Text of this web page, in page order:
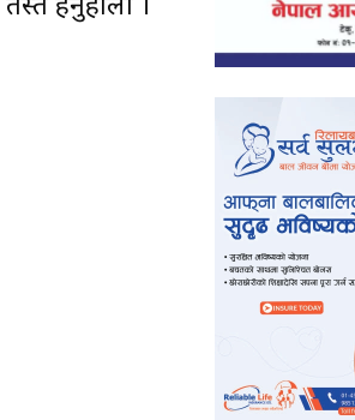
हेर्नुहोला ।